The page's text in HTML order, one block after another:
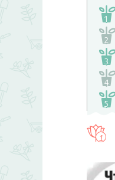
1
2
3
4
5